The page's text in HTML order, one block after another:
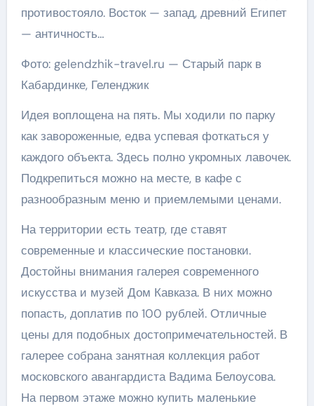
противостояло. Восток — запад, древний Египет
— античность…
Фото: gelendzhik-travel.ru — Старый парк в
Кабардинке, Геленджик
Идея воплощена на пять. Мы ходили по парку
как завороженные, едва успевая фоткаться у
каждого объекта. Здесь полно укромных лавочек.
Подкрепиться можно на месте, в кафе с
разнообразным меню и приемлемыми ценами.
На территории есть театр, где ставят
современные и классические постановки.
Достойны внимания галерея современного
искусства и музей Дом Кавказа. В них можно
попасть, доплатив по 100 рублей. Отличные
цены для подобных достопримечательностей. В
галерее собрана занятная коллекция работ
московского авангардиста Вадима Белоусова.
На первом этаже можно купить маленькие